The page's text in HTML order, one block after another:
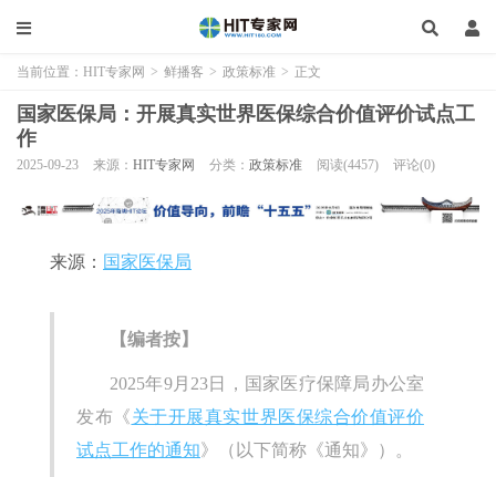
当前位置： HIT专家网 > 鲜播客 > 政策标准 > 正文
国家医保局：开展真实世界医保综合价值评价试点工
作
2025-09-23 来源： HIT专家网 分类： 政策标准 阅读(4457) 评论(0)
来源： 国家医保局
【编者按】
2025年9月23日，国家医疗保障局办公室
发布《关于开展真实世界医保综合价值评价
试点工作的通知》（以下简称《通知》）。